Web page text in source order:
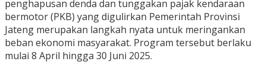
penghapusan denda dan tunggakan pajak kendaraan
bermotor (PKB) yang digulirkan Pemerintah Provinsi
Jateng merupakan langkah nyata untuk meringankan
beban ekonomi masyarakat. Program tersebut berlaku
mulai 8 April hingga 30 Juni 2025.